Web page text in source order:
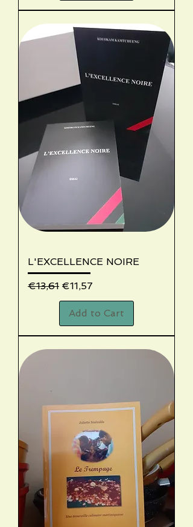
L'EXCELLENCE NOIRE
Regular Price
€13,61 Sale Price
€11,57
Add to Cart